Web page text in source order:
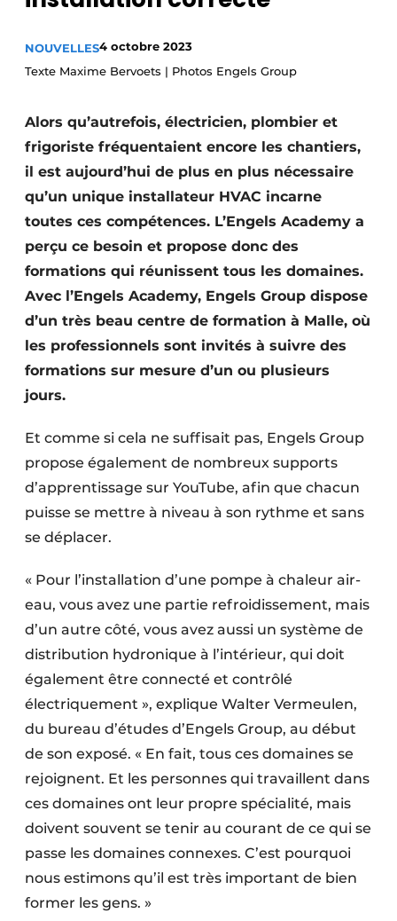
S’inscrire
Termes et conditions
NOUVELLES4 octobre 2023
Texte Maxime Bervoets | Photos Engels Group
Alors qu’autrefois, électricien, plombier et
frigoriste fréquentaient encore les chantiers,
il est aujourd’hui de plus en plus nécessaire
qu’un unique installateur HVAC incarne
toutes ces compétences. L’Engels Academy a
perçu ce besoin et propose donc des
formations qui réunissent tous les domaines.
Avec l’Engels Academy, Engels Group dispose
d’un très beau centre de formation à Malle, où
les professionnels sont invités à suivre des
formations sur mesure d’un ou plusieurs
jours.
Et comme si cela ne suffisait pas, Engels Group
propose également de nombreux supports
d’apprentissage sur YouTube, afin que chacun
puisse se mettre à niveau à son rythme et sans
se déplacer.
« Pour l’installation d’une pompe à chaleur air-
eau, vous avez une partie refroidissement, mais
d’un autre côté, vous avez aussi un système de
distribution hydronique à l’intérieur, qui doit
également être connecté et contrôlé
électriquement », explique Walter Vermeulen,
du bureau d’études d’Engels Group, au début
de son exposé. « En fait, tous ces domaines se
rejoignent. Et les personnes qui travaillent dans
ces domaines ont leur propre spécialité, mais
doivent souvent se tenir au courant de ce qui se
passe les domaines connexes. C’est pourquoi
nous estimons qu’il est très important de bien
former les gens. »